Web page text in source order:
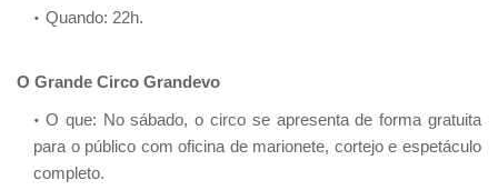
Quando: 22h.
O Grande Circo Grandevo
O que: No sábado, o circo se apresenta de forma gratuita
para o público com oficina de marionete, cortejo e espetáculo
completo.